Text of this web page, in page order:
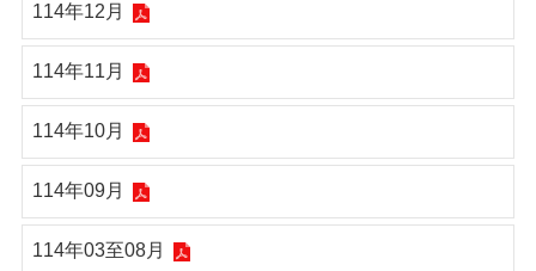
114年12月
114年11月
114年10月
114年09月
114年03至08月